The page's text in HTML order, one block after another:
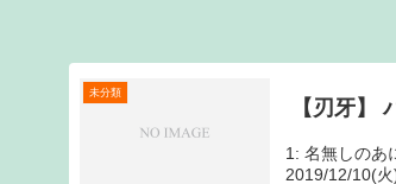
未分類
【刃牙】
1: 名無しのあ
2019/12/10(